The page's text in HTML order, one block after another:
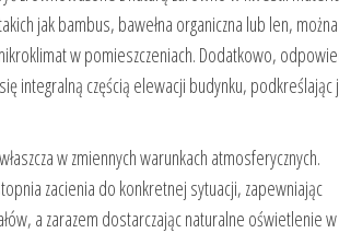
jak bambus, bawełna organiczna lub len, można
w pomieszczeniach. Dodatkowo,
integralną częścią elewacji budynku, podkreślając
w zmiennych warunkach atmosferycznych.
zacienia do konkretnej sytuacji, zapewniając
a zarazem dostarczając naturalne oświetlenie w